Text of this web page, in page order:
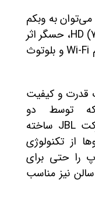
به وبکم
با مشخصات HD (720p) Web Camera، حسگر اثر
انگشت، کارت خوان، شبکه بی‌سيم Wi-Fi و بلوتوث
قدرت و کیفیت
توسط دو
بلندگوی قدرتمندی که توسط شرکت JBL ساخته
از تکنولوژی
را حتی برای
نیز مناسب